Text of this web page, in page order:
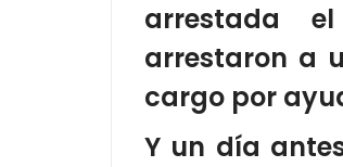
arrestada
arrestaron a
cargo por
Y un día